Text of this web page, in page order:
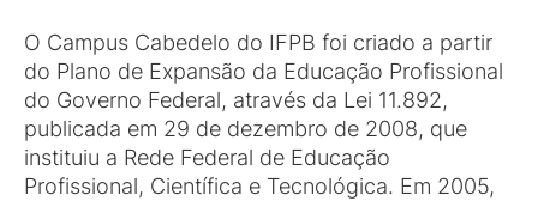
O Campus Cabedelo do IFPB foi criado a partir
do Plano de Expansão da Educação Profissional
do Governo Federal, através da Lei 11.892,
publicada em 29 de dezembro de 2008, que
instituiu a Rede Federal de Educação
Profissional, Científica e Tecnológica. Em 2005,